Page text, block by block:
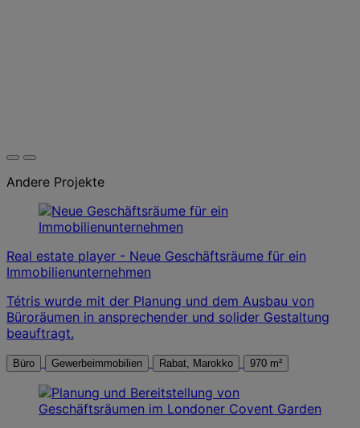
Andere Projekte
Real estate player - Neue Geschäftsräume für ein
Immobilienunternehmen
Tétris wurde mit der Planung und dem Ausbau von
Büroräumen in ansprechender und solider Gestaltung
beauftragt.
Büro Gewerbeimmobilien Rabat, Marokko 970 m²